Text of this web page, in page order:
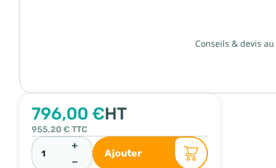
796,00 €HT
955,20 € TTC
+
−
Ajouter
Conseils & devis au